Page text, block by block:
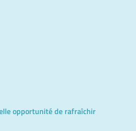
opportunité de rafraîchir